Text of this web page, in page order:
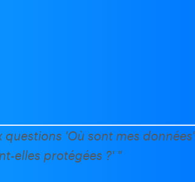
'Où sont mes données'
elles protégées ?' "